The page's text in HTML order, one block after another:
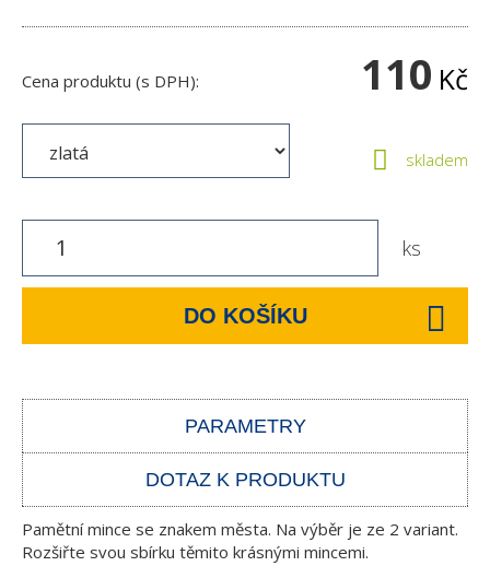
Cena produktu (s DPH): 110 Kč
skladem
ks
DO KOŠÍKU
PARAMETRY
DOTAZ K PRODUKTU
Pamětní mince se znakem města. Na výběr je ze 2 variant.
Rozšiřte svou sbírku těmito krásnými mincemi.